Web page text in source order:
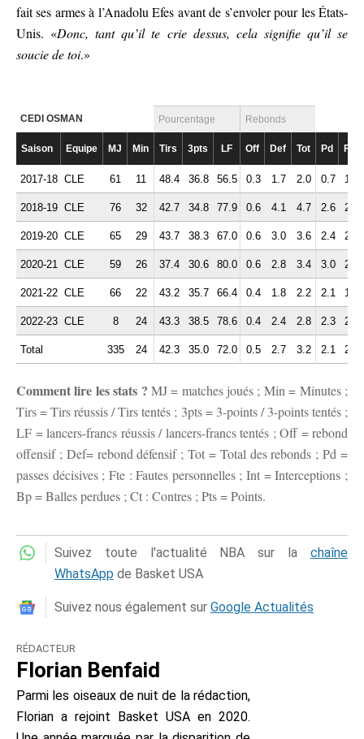
fait ses armes à l’Anadolu Efes avant de s’envoler pour les États-
Unis. «Donc, tant qu’il te crie dessus, cela signifie qu’il se
soucie de toi.»
CEDI OSMAN Pourcentage Rebonds
Saison Equipe MJ Min Tirs 3pts LF Off Def Tot Pd Fte
2017-18 CLE 61 11 48.4 36.8 56.5 0.3 1.7 2.0 0.7 1.3
2018-19 CLE 76 32 42.7 34.8 77.9 0.6 4.1 4.7 2.6 2.6
2019-20 CLE 65 29 43.7 38.3 67.0 0.6 3.0 3.6 2.4 2.5
2020-21 CLE 59 26 37.4 30.6 80.0 0.6 2.8 3.4 3.0 2.0
2021-22 CLE 66 22 43.2 35.7 66.4 0.4 1.8 2.2 2.1 1.9
2022-23 CLE 8 24 43.3 38.5 78.6 0.4 2.4 2.8 2.3 2.6
Total 335 24 42.3 35.0 72.0 0.5 2.7 3.2 2.1 2.1
Comment lire les stats ? MJ = matches joués ; Min = Minutes ;
Tirs = Tirs réussis / Tirs tentés ; 3pts = 3-points / 3-points tentés ;
LF = lancers-francs réussis / lancers-francs tentés ; Off = rebond
offensif ; Def= rebond défensif ; Tot = Total des rebonds ; Pd =
passes décisives ; Fte : Fautes personnelles ; Int = Interceptions ;
Bp = Balles perdues ; Ct : Contres ; Pts = Points.
Suivez toute l'actualité NBA sur la chaîne
WhatsApp de Basket USA
Suivez nous également sur Google Actualités
RÉDACTEUR
Florian Benfaid
Parmi les oiseaux de nuit de la rédaction,
Florian a rejoint Basket USA en 2020.